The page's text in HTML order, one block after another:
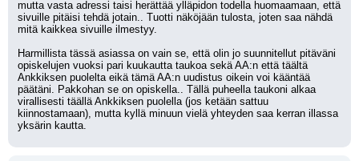
mutta vasta adressi taisi herättää ylläpidon todella huomaamaan, että
sivuille pitäisi tehdä jotain.. Tuotti näköjään tulosta, joten saa nähdä
mitä kaikkea sivuille ilmestyy.
Harmillista tässä asiassa on vain se, että olin jo suunnitellut pitäväni
opiskelujen vuoksi pari kuukautta taukoa sekä AA:n että täältä
Ankkiksen puolelta eikä tämä AA:n uudistus oikein voi kääntää
päätäni. Pakkohan se on opiskella.. Tällä puheella taukoni alkaa
virallisesti täällä Ankkiksen puolella (jos ketään sattuu
kiinnostamaan), mutta kyllä minuun vielä yhteyden saa kerran illassa
yksärin kautta.